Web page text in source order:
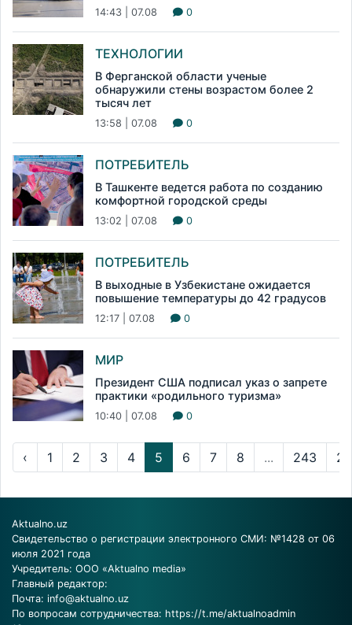
14:43 | 07.08 0
ТЕХНОЛОГИИ
В Ферганской области ученые
обнаружили стены возрастом более 2
тысяч лет
13:58 | 07.08 0
ПОТРЕБИТЕЛЬ
В Ташкенте ведется работа по созданию
комфортной городской среды
13:02 | 07.08 0
ПОТРЕБИТЕЛЬ
В выходные в Узбекистане ожидается
повышение температуры до 42 градусов
12:17 | 07.08 0
МИР
Президент США подписал указ о запрете
практики «родильного туризма»
10:40 | 07.08 0
‹ 1 2 3 4 5 6 7 8 ... 243
Aktualno.uz
Свидетельство о регистрации электронного СМИ: №1428 от 06
июля 2021 года
Учредитель: ООО «Aktualno media»
Главный редактор:
Почта: info@aktualno.uz
По вопросам сотрудничества: https://t.me/aktualnoadmin